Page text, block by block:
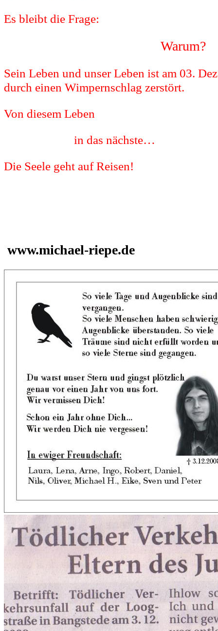
Es bleibt die Frage:
Warum?
Sein Leben und unser Leben ist am 03.
durch einen Wimpernschlag zerstört.
Von diesem Leben
in das nächste…
Die Seele geht auf Reisen!
www.michael-riepe.de